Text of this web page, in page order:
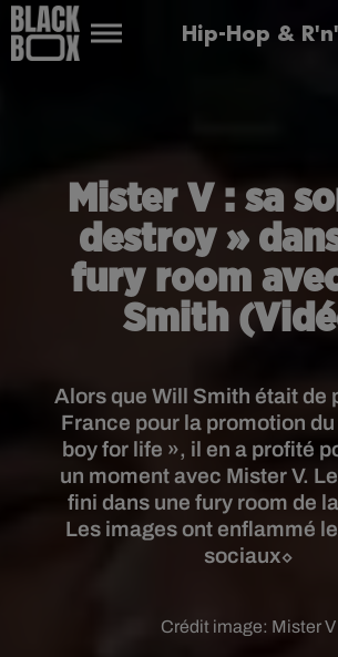
Hip-Hop &
Mister V : sa
destroy »
fury room
Smith
Alors que Will Smith était de
France pour la promotion du
boy for life », il en a profité
un moment avec Mister V.
fini dans une fury room de
Les images ont enflammé
sociaux⬦
Crédit image: Mister V